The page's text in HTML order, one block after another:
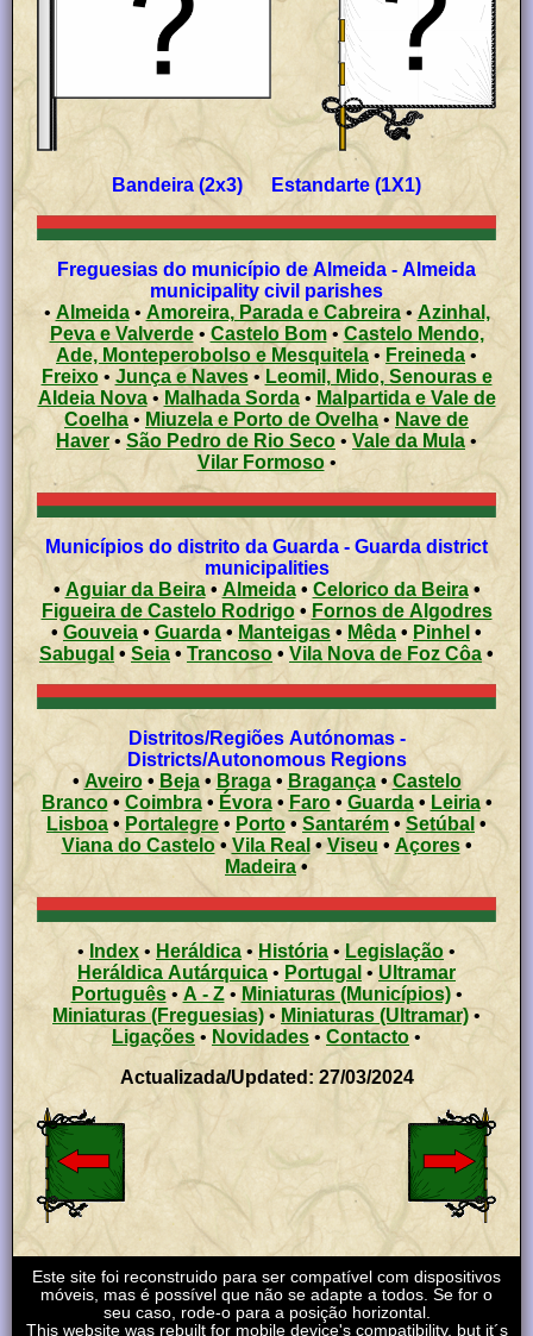
Bandeira (2x3) Estandarte (1X1)
Freguesias do município de Almeida - Almeida
municipality civil parishes
• Almeida• Amoreira, Parada e Cabreira• Azinhal,
Peva e Valverde• Castelo Bom• Castelo Mendo,
Ade, Monteperobolso e Mesquitela • Freineda •
Freixo• Junça e Naves • Leomil, Mido, Senouras e
Aldeia Nova• Malhada Sorda• Malpartida e Vale de
Coelha• Miuzela e Porto de Ovelha • Nave de
Haver• São Pedro de Rio Seco • Vale da Mula •
Vilar Formoso•
Municípios do distrito da Guarda - Guarda district
municipalities
• Aguiar da Beira•Almeida• Celorico da Beira•
Figueira de Castelo Rodrigo• Fornos de Algodres
• Gouveia • Guarda• Manteigas • Mêda • Pinhel •
Sabugal • Seia • Trancoso • Vila Nova de Foz Côa •
Distritos/Regiões Autónomas -
Districts/Autonomous Regions
• Aveiro• Beja• Braga• Bragança•Castelo
Branco• Coimbra• Évora• Faro• Guarda• Leiria•
Lisboa • Portalegre • Porto•Santarém • Setúbal •
Viana do Castelo•Vila Real •Viseu • Açores •
Madeira •
• Index • Heráldica • História • Legislação •
Heráldica Autárquica • Portugal • Ultramar
Português• A - Z• Miniaturas (Municípios)•
Miniaturas (Freguesias)• Miniaturas (Ultramar)•
Ligações • Novidades • Contacto •
Actualizada/Updated: 27/03/2024
Este site foi reconstruido para ser compatível com dispositivos
móveis, mas é possível que não se adapte a todos. Se for o
seu caso, rode-o para a posição horizontal.
This website was rebuilt for mobile device's compatibility, but it´s